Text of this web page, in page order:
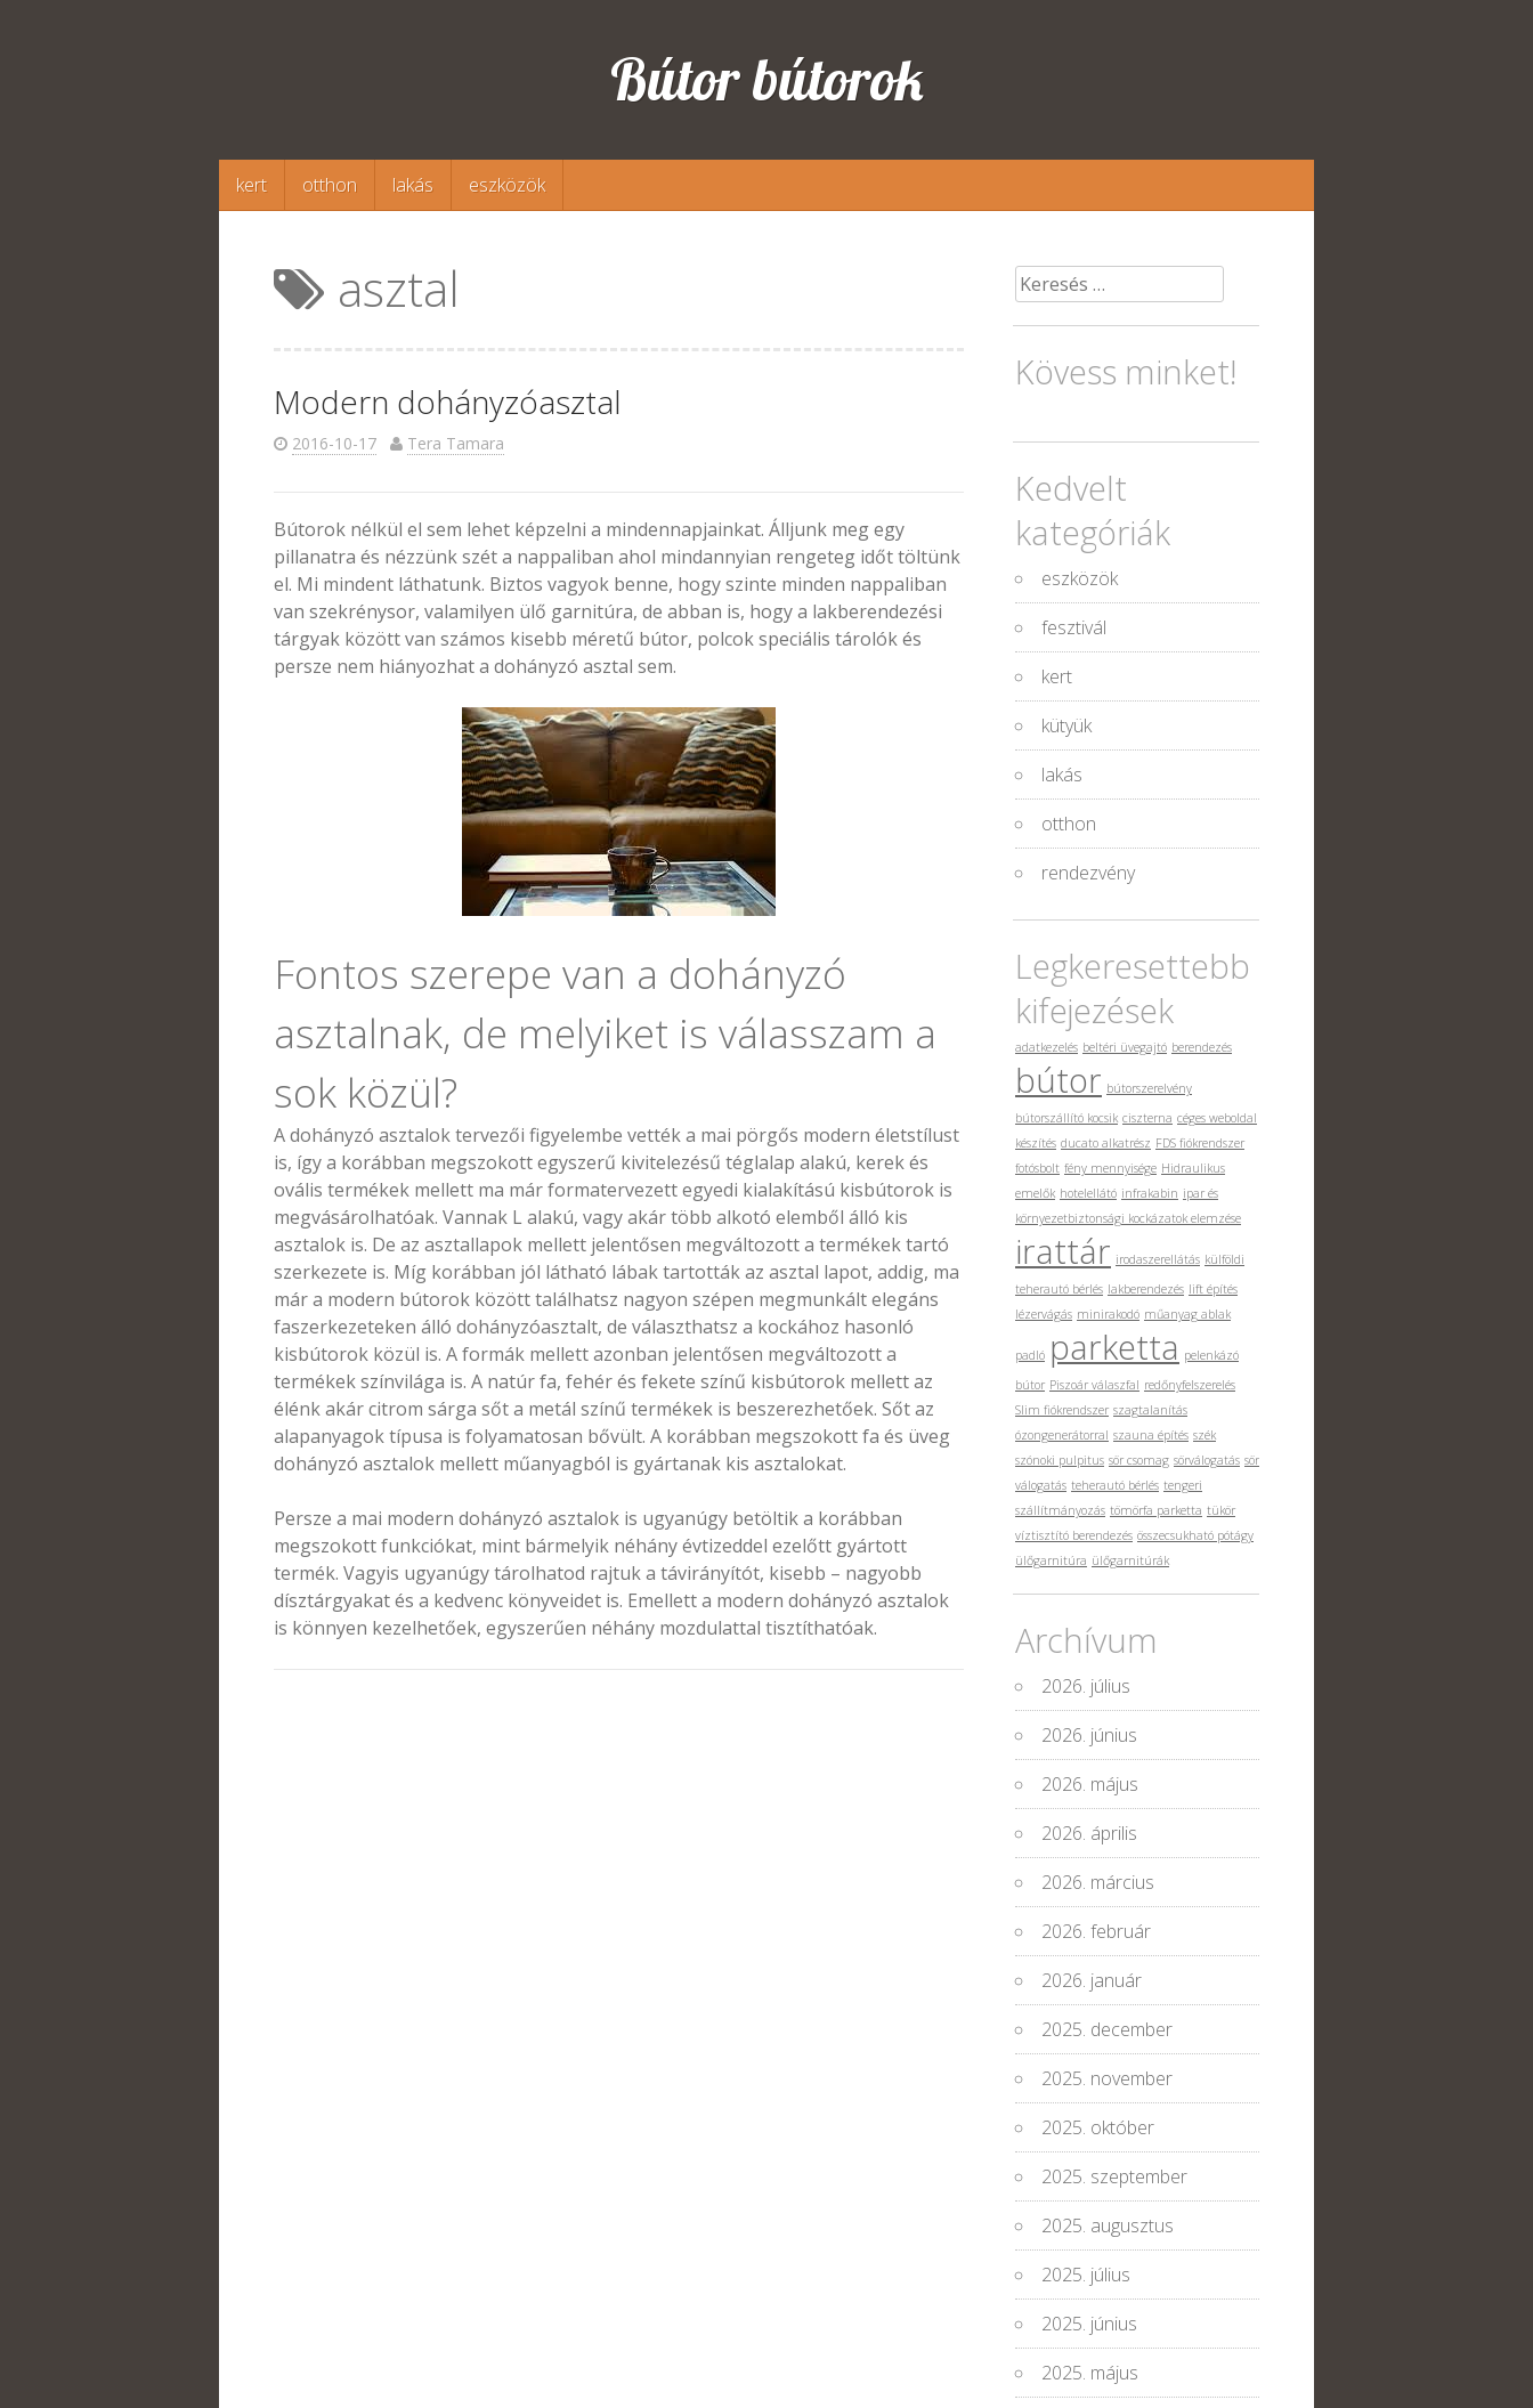
Bútor bútorok
Megszakítás
kert otthon lakás eszközök
asztal
Modern dohányzóasztal
2016-10-17 Tera Tamara
Bútorok nélkül el sem lehet képzelni a mindennapjainkat. Álljunk meg egy
pillanatra és nézzünk szét a nappaliban ahol mindannyian rengeteg időt töltünk
el. Mi mindent láthatunk. Biztos vagyok benne, hogy szinte minden nappaliban
van szekrénysor, valamilyen ülő garnitúra, de abban is, hogy a lakberendezési
tárgyak között van számos kisebb méretű bútor, polcok speciális tárolók és
persze nem hiányozhat a dohányzó asztal sem.
Fontos szerepe van a dohányzó
asztalnak, de melyiket is válasszam a
sok közül?
A dohányzó asztalok tervezői figyelembe vették a mai pörgős modern életstílust
is, így a korábban megszokott egyszerű kivitelezésű téglalap alakú, kerek és
ovális termékek mellett ma már formatervezett egyedi kialakítású kisbútorok is
megvásárolhatóak. Vannak L alakú, vagy akár több alkotó elemből álló kis
asztalok is. De az asztallapok mellett jelentősen megváltozott a termékek tartó
szerkezete is. Míg korábban jól látható lábak tartották az asztal lapot, addig, ma
már a modern bútorok között találhatsz nagyon szépen megmunkált elegáns
faszerkezeteken álló dohányzóasztalt, de választhatsz a kockához hasonló
kisbútorok közül is. A formák mellett azonban jelentősen megváltozott a
termékek színvilága is. A natúr fa, fehér és fekete színű kisbútorok mellett az
élénk akár citrom sárga sőt a metál színű termékek is beszerezhetőek. Sőt az
alapanyagok típusa is folyamatosan bővült. A korábban megszokott fa és üveg
dohányzó asztalok mellett műanyagból is gyártanak kis asztalokat.
Persze a mai modern dohányzó asztalok is ugyanúgy betöltik a korábban
megszokott funkciókat, mint bármelyik néhány évtizeddel ezelőtt gyártott
termék. Vagyis ugyanúgy tárolhatod rajtuk a távirányítót, kisebb – nagyobb
dísztárgyakat és a kedvenc könyveidet is. Emellett a modern dohányzó asztalok
is könnyen kezelhetőek, egyszerűen néhány mozdulattal tisztíthatóak.
Keresés:
Kövess minket!
Kedvelt
kategóriák
eszközök
fesztivál
kert
kütyük
lakás
otthon
rendezvény
Legkeresettebb
kifejezések
adatkezelés beltéri üvegajtó berendezés
bútor bútorszerelvény
bútorszállító kocsik ciszterna céges weboldal
készítés ducato alkatrész FDS fiókrendszer
fotósbolt fény mennyisége Hidraulikus
emelők hotelellátó infrakabin ipar és
környezetbiztonsági kockázatok elemzése
irattár irodaszerellátás külföldi
teherautó bérlés lakberendezés lift építés
lézervágás minirakodó műanyag ablak
padló parketta pelenkázó
bútor Piszoár válaszfal redőnyfelszerelés
Slim fiókrendszer szagtalanítás
ózongenerátorral szauna építés szék
szónoki pulpitus sör csomag sörválogatás sör
válogatás teherautó bérlés tengeri
szállítmányozás tömörfa parketta tükör
víztisztító berendezés összecsukható pótágy
ülőgarnitúra ülőgarnitúrák
Archívum
2026. július
2026. június
2026. május
2026. április
2026. március
2026. február
2026. január
2025. december
2025. november
2025. október
2025. szeptember
2025. augusztus
2025. július
2025. június
2025. május